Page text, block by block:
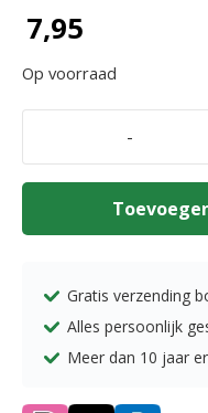
7,95
Op voorraad
-
doorboord
Gratis verzending
Alles persoonlijk
Meer dan 10 jaar